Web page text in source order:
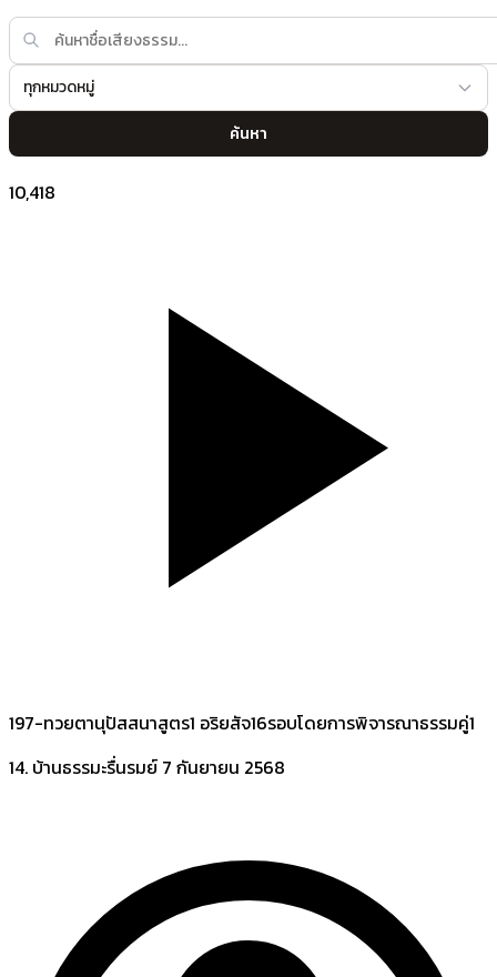
ทุกหมวดหมู่
ค้นหา
10,418
197-ทวยตานุปัสสนาสูตร1 อริยสัจ16รอบโดยการพิจารณาธรรมคู่1
14. บ้านธรรมะรื่นรมย์ 7 กันยายน 2568